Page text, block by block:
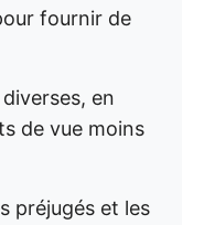
fournir de
en
de vue moins
préjugés et les